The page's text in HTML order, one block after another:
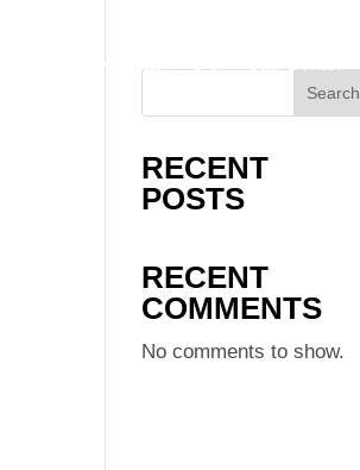
Registrasi
Search
RECENT
POSTS
RECENT
COMMENTS
No comments to show.